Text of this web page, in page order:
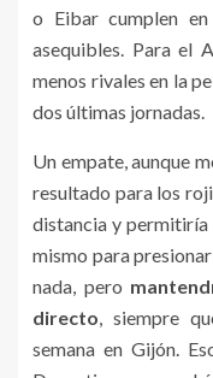
o Eibar cumplen
asequibles. Para el
menos rivales en la
dos últimas jornadas.
Un empate, aunque
resultado para los
distancia y permitiría
mismo para
nada, pero
directo, siempre
semana en Gijón.